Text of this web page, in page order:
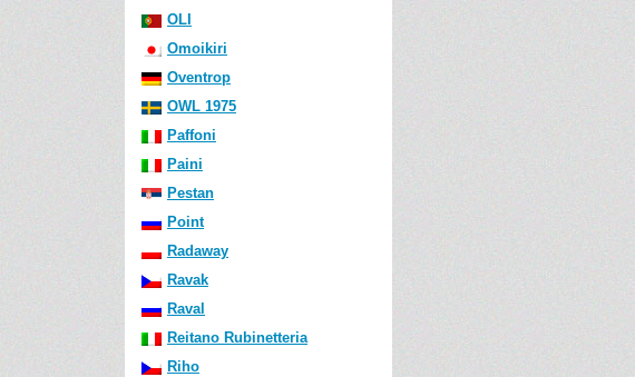
OLI
Omoikiri
Oventrop
OWL 1975
Paffoni
Paini
Pestan
Point
Radaway
Ravak
Raval
Reitano Rubinetteria
Riho